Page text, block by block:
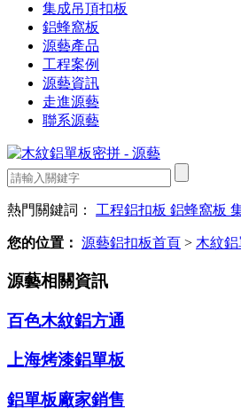
集成吊頂扣板
鋁蜂窩板
源藝產品
工程案例
源藝資訊
走進源藝
聯系源藝
熱門關鍵詞： 工程鋁扣板 鋁蜂窩板
您的位置： 源藝鋁扣板首頁 > 木紋
源藝相關資訊
百色木紋鋁方通
上海烤漆鋁單板
鋁單板廠家銷售